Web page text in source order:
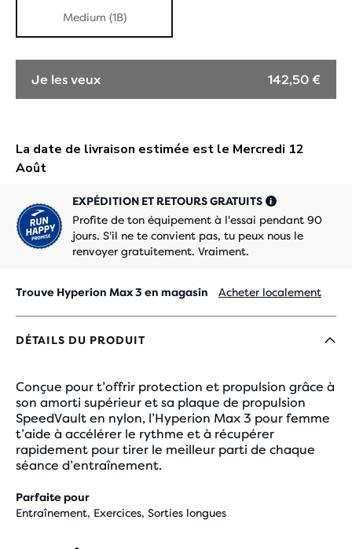
Medium (1B)
Je les veux 142,50 €
EXPÉDITION ET RETOURS GRATUITS
Profite de ton équipement à l'essai pendant 90
jours. S'il ne te convient pas, tu peux nous le
renvoyer gratuitement. Vraiment.
Trouve Hyperion Max 3 en magasin Acheter localement
DÉTAILS DU PRODUIT
Conçue pour t’offrir protection et propulsion grâce à
son amorti supérieur et sa plaque de propulsion
SpeedVault en nylon, l’Hyperion Max 3 pour femme
t’aide à accélérer le rythme et à récupérer
rapidement pour tirer le meilleur parti de chaque
séance d’entraînement.
Parfaite pour
Entraînement, Exercices, Sorties longues